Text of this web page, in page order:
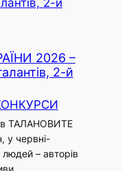
2026 –
2-й
ТАЛАНОВИТЕ
у червні-
– авторів